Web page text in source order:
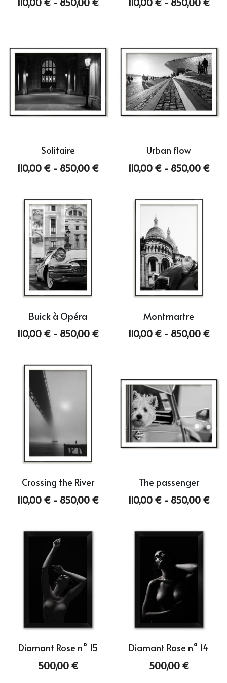
Wild
Bloom
Still
Solitaire
110,00 € - 850,00 €
Urban flow
110,00 € - 850,00 €
Buick à Opéra
110,00 € - 850,00 €
Montmartre
110,00 € - 850,00 €
Crossing the River
110,00 € - 850,00 €
The passenger
110,00 € - 850,00 €
Diamant Rose n° 15
500,00 €
Diamant Rose n° 14
500,00 €